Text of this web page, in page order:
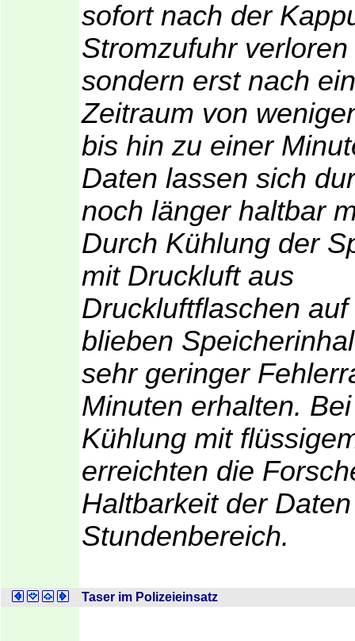
sofort nach der
Stromzufuhr
sondern erst nach
Zeitraum von
bis hin zu einer
Daten lassen sich
noch länger haltbar
Durch Kühlung der
mit Druckluft aus
Druckluftflaschen auf
blieben
sehr geringer
Minuten erhalten.
Kühlung mit
erreichten die
Haltbarkeit der
Stundenbereich.
Taser im Polizeieinsatz